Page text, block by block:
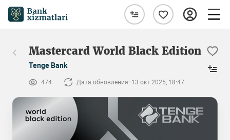
Mastercard World Black Edition
Tenge Bank
474 Дата обновления: 13 окт 2025, 18:47